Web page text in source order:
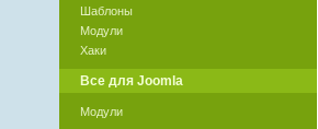
Шаблоны
Модули
Хаки
Все для Joomla
Модули